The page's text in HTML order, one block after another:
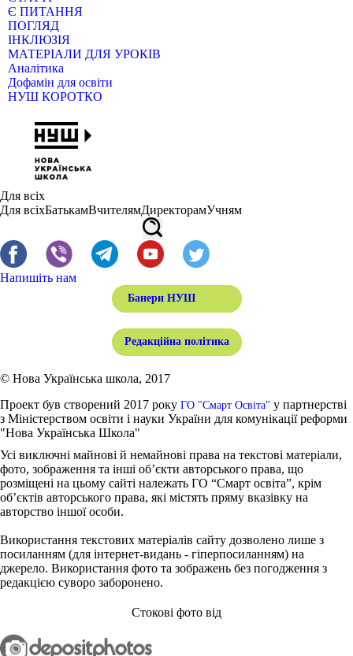
Є ПИТАННЯ
ПОГЛЯД
ІНКЛЮЗІЯ
МАТЕРІАЛИ ДЛЯ УРОКІВ
Аналітика
Дофамін для освіти
НУШ КОРОТКО
Для всіх
Для всіхБатькамВчителямДиректорамУчням
Напишіть нам
Банери НУШ
Редакційна політика
© Нова Українська школа, 2017
Проект був створений 2017 року ГО "Смарт Освіта" у партнерстві
з Міністерством освіти і науки України для комунікації реформи
"Нова Українська Школа"
Усі виключні майнові й немайнові права на текстові матеріали,
фото, зображення та інші об’єкти авторського права, що
розміщені на цьому сайті належать ГО “Смарт освіта”, крім
об’єктів авторського права, які містять пряму вказівку на
авторство іншої особи.
Використання текстових матеріалів сайту дозволено лише з
посиланням (для інтернет-видань - гіперпосиланням) на
джерело. Використання фото та зображень без погодження з
редакцією суворо заборонено.
Стокові фото від